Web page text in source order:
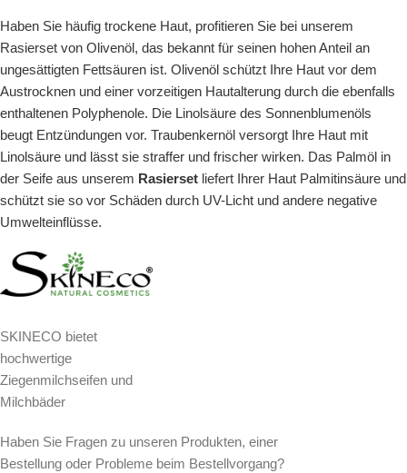
Haben Sie häufig trockene Haut, profitieren Sie bei unserem
Rasierset von Olivenöl, das bekannt für seinen hohen Anteil an
ungesättigten Fettsäuren ist. Olivenöl schützt Ihre Haut vor dem
Austrocknen und einer vorzeitigen Hautalterung durch die ebenfalls
enthaltenen Polyphenole. Die Linolsäure des Sonnenblumenöls
beugt Entzündungen vor. Traubenkernöl versorgt Ihre Haut mit
Linolsäure und lässt sie straffer und frischer wirken. Das Palmöl in
der Seife aus unserem Rasierset liefert Ihrer Haut Palmitinsäure und
schützt sie so vor Schäden durch UV-Licht und andere negative
Umwelteinflüsse.
SKINECO bietet
hochwertige
Ziegenmilchseifen und
Milchbäder
Haben Sie Fragen zu unseren Produkten, einer
Bestellung oder Probleme beim Bestellvorgang?